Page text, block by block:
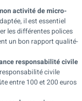
activité de micro-
il est essentiel
les différentes polices
un bon rapport qualité-
responsabilité civile
civile
entre 100 et 200 euros